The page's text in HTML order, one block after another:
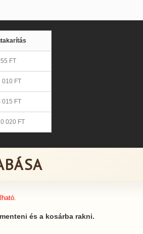
FT
010 FT
015 FT
020 FT
és a kosárba rakni.